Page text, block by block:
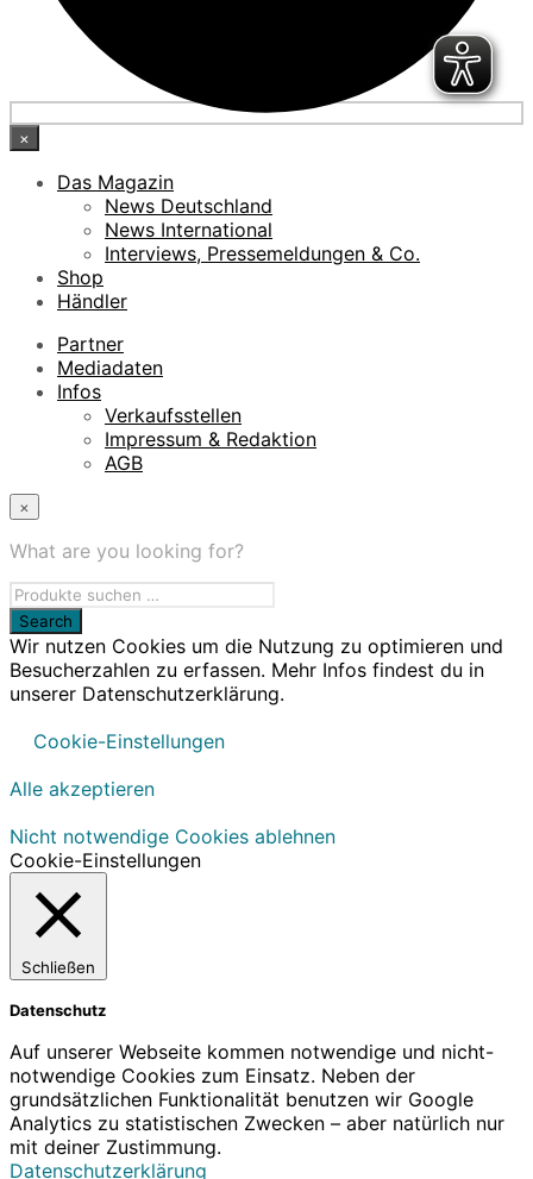
×
Das Magazin
News Deutschland
News International
Interviews, Pressemeldungen & Co.
Shop
Händler
Partner
Mediadaten
Infos
Verkaufsstellen
Impressum & Redaktion
AGB
×
What are you looking for?
Wir nutzen Cookies um die Nutzung zu optimieren und
Besucherzahlen zu erfassen. Mehr Infos findest du in
unserer Datenschutzerklärung.
Cookie-Einstellungen
Alle akzeptieren
Nicht notwendige Cookies ablehnen
Cookie-Einstellungen
Schließen
Datenschutz
Auf unserer Webseite kommen notwendige und nicht-
notwendige Cookies zum Einsatz. Neben der
grundsätzlichen Funktionalität benutzen wir Google
Analytics zu statistischen Zwecken – aber natürlich nur
mit deiner Zustimmung.
Datenschutzerklärung